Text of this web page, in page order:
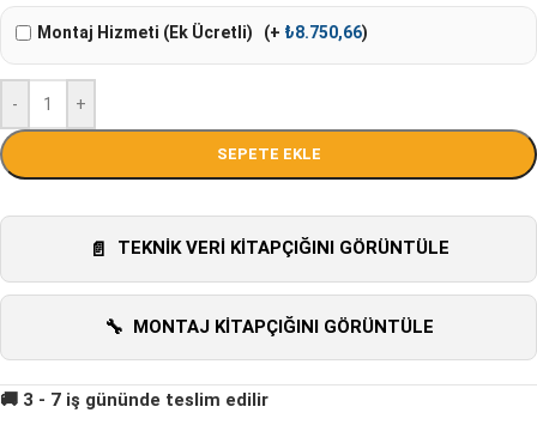
Montaj Hizmeti (Ek Ücretli) (+ ₺8.750,66)
- +
SEPETE EKLE
TEKNIK VERI KITAPÇIĞINI GÖRÜNTÜLE
MONTAJ KITAPÇIĞINI GÖRÜNTÜLE